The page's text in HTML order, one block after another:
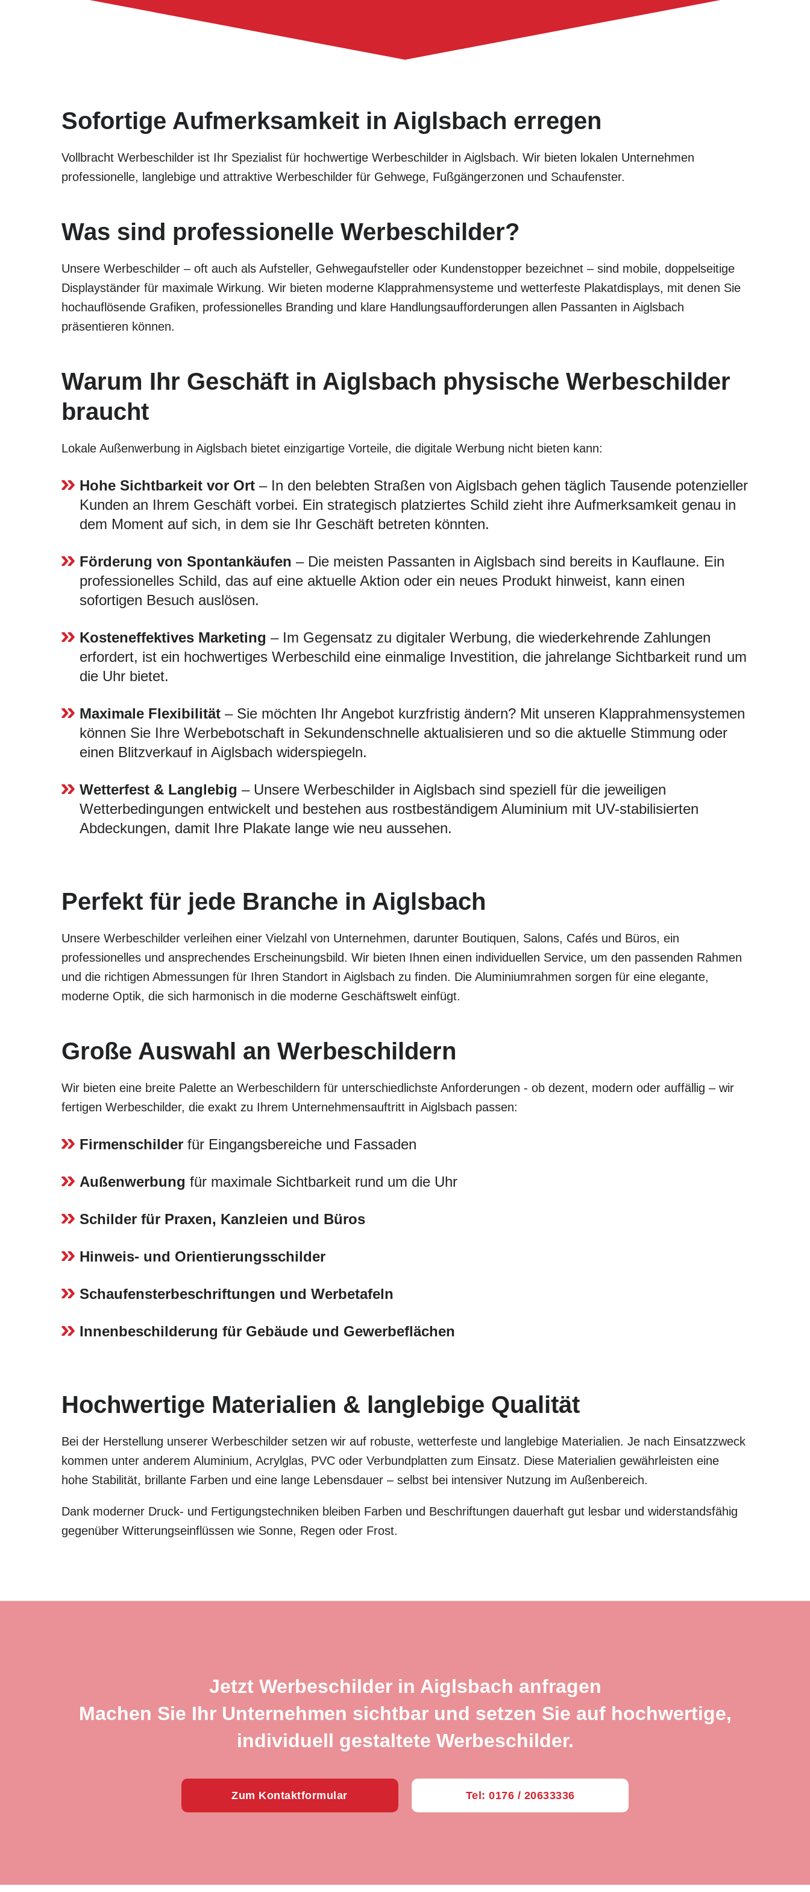
Sofortige Aufmerksamkeit in Aiglsbach erregen
Vollbracht Werbeschilder ist Ihr Spezialist für hochwertige Werbeschilder in Aiglsbach. Wir bieten lokalen Unternehmen
professionelle, langlebige und attraktive Werbeschilder für Gehwege, Fußgängerzonen und Schaufenster.
Was sind professionelle Werbeschilder?
Unsere Werbeschilder – oft auch als Aufsteller, Gehwegaufsteller oder Kundenstopper bezeichnet – sind mobile, doppelseitige
Displayständer für maximale Wirkung. Wir bieten moderne Klapprahmensysteme und wetterfeste Plakatdisplays, mit denen Sie
hochauflösende Grafiken, professionelles Branding und klare Handlungsaufforderungen allen Passanten in Aiglsbach
präsentieren können.
Warum Ihr Geschäft in Aiglsbach physische Werbeschilder
braucht
Lokale Außenwerbung in Aiglsbach bietet einzigartige Vorteile, die digitale Werbung nicht bieten kann:
Hohe Sichtbarkeit vor Ort – In den belebten Straßen von Aiglsbach gehen täglich Tausende potenzieller
Kunden an Ihrem Geschäft vorbei. Ein strategisch platziertes Schild zieht ihre Aufmerksamkeit genau in
dem Moment auf sich, in dem sie Ihr Geschäft betreten könnten.
Förderung von Spontankäufen – Die meisten Passanten in Aiglsbach sind bereits in Kauflaune. Ein
professionelles Schild, das auf eine aktuelle Aktion oder ein neues Produkt hinweist, kann einen
sofortigen Besuch auslösen.
Kosteneffektives Marketing – Im Gegensatz zu digitaler Werbung, die wiederkehrende Zahlungen
erfordert, ist ein hochwertiges Werbeschild eine einmalige Investition, die jahrelange Sichtbarkeit rund um
die Uhr bietet.
Maximale Flexibilität – Sie möchten Ihr Angebot kurzfristig ändern? Mit unseren Klapprahmensystemen
können Sie Ihre Werbebotschaft in Sekundenschnelle aktualisieren und so die aktuelle Stimmung oder
einen Blitzverkauf in Aiglsbach widerspiegeln.
Wetterfest & Langlebig – Unsere Werbeschilder in Aiglsbach sind speziell für die jeweiligen
Wetterbedingungen entwickelt und bestehen aus rostbeständigem Aluminium mit UV-stabilisierten
Abdeckungen, damit Ihre Plakate lange wie neu aussehen.
Perfekt für jede Branche in Aiglsbach
Unsere Werbeschilder verleihen einer Vielzahl von Unternehmen, darunter Boutiquen, Salons, Cafés und Büros, ein
professionelles und ansprechendes Erscheinungsbild. Wir bieten Ihnen einen individuellen Service, um den passenden Rahmen
und die richtigen Abmessungen für Ihren Standort in Aiglsbach zu finden. Die Aluminiumrahmen sorgen für eine elegante,
moderne Optik, die sich harmonisch in die moderne Geschäftswelt einfügt.
Große Auswahl an Werbeschildern
Wir bieten eine breite Palette an Werbeschildern für unterschiedlichste Anforderungen - ob dezent, modern oder auffällig – wir
fertigen Werbeschilder, die exakt zu Ihrem Unternehmensauftritt in Aiglsbach passen:
Firmenschilder für Eingangsbereiche und Fassaden
Außenwerbung für maximale Sichtbarkeit rund um die Uhr
Schilder für Praxen, Kanzleien und Büros
Hinweis- und Orientierungsschilder
Schaufensterbeschriftungen und Werbetafeln
Innenbeschilderung für Gebäude und Gewerbeflächen
Hochwertige Materialien & langlebige Qualität
Bei der Herstellung unserer Werbeschilder setzen wir auf robuste, wetterfeste und langlebige Materialien. Je nach Einsatzzweck
kommen unter anderem Aluminium, Acrylglas, PVC oder Verbundplatten zum Einsatz. Diese Materialien gewährleisten eine
hohe Stabilität, brillante Farben und eine lange Lebensdauer – selbst bei intensiver Nutzung im Außenbereich.
Dank moderner Druck- und Fertigungstechniken bleiben Farben und Beschriftungen dauerhaft gut lesbar und widerstandsfähig
gegenüber Witterungseinflüssen wie Sonne, Regen oder Frost.
Jetzt Werbeschilder in Aiglsbach anfragen
Machen Sie Ihr Unternehmen sichtbar und setzen Sie auf hochwertige,
individuell gestaltete Werbeschilder.
Zum Kontaktformular Tel: 0176 / 20633336